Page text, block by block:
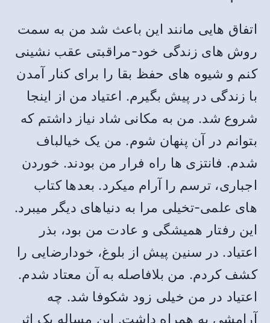
اتفاق هایی مانند این باعث شد من به سمت
روش های زندگی خود-مراقبتی عقب نشینی
کنم و شیوه های حفظ بقا را برای کنار آمدن
با زندگی در پیش بگیرم. اعتیاد من از اینجا
شروع شد. من به مکانی شاد نیاز داشتم که
بتوانم در آن پنهان شوم. من یک خیالباف
شدم. فانتزی ها راه فرار من بودند. خوردن
اجباری، ترسم را آرام میکرد. بعدها کتاب
های علمی-تخیلی مرا به دنیاهای دیگر میبرد.
این رفتار همیشگی و عادت من بود، بذر
اعتیاد. در سنین پیش از بلوغ، خودارضایی را
کشف کردم. من بلافاصله به آن معتاد شدم.
اعتیاد در من خیلی زود شکوفا شد. چه
آرامشی به همراه داشت. این مساله یک اثر